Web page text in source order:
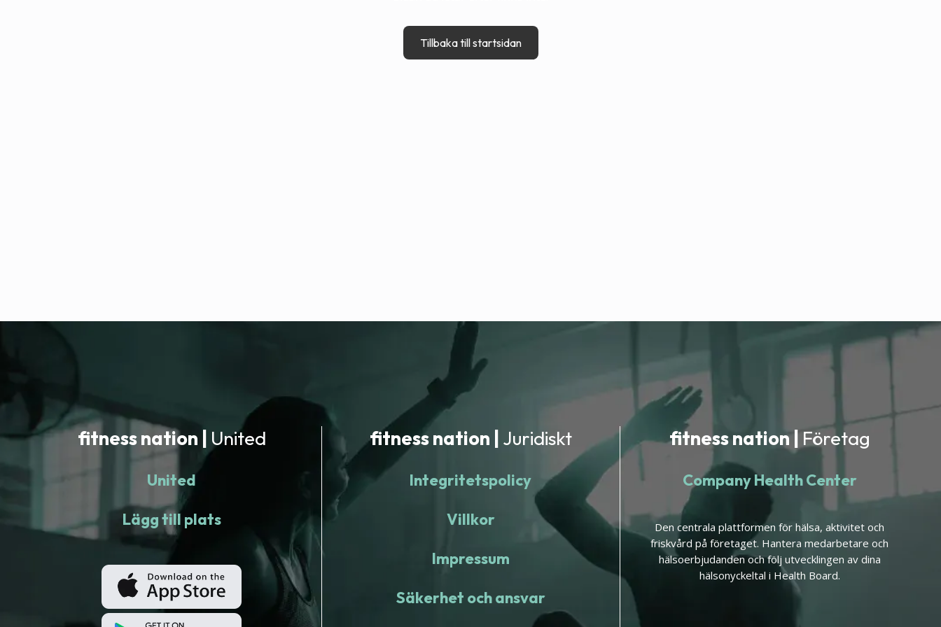
Tillbaka till startsidan
fitness nation | United
United
Lägg till plats
fitness nation | Juridiskt
Integritetspolicy
Villkor
Impressum
Säkerhet och ansvar
fitness nation | Företag
Company Health Center
Den centrala plattformen för hälsa, aktivitet och
friskvård på företaget. Hantera medarbetare och
hälsoerbjudanden och följ utvecklingen av dina
hälsonyckeltal i Health Board.